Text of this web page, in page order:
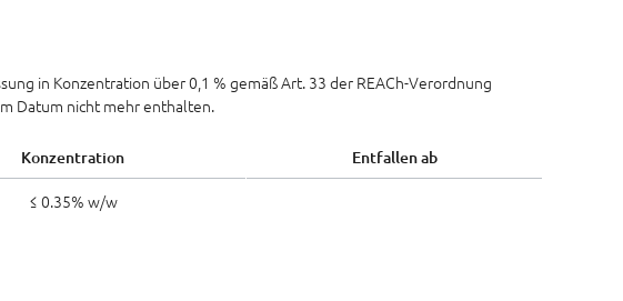
in Konzentration über 0,1 % gemäß Art. 33 der REACh-Verordnung
Datum nicht mehr enthalten.
Konzentration Entfallen ab
≤ 0.35% w/w